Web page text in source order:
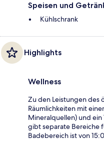
Speisen und
Kühlschrank
Highlights
Wellness
Zu den Leistungen des
Räumlichkeiten mit
Mineralquellen) und ein
gibt separate Bereiche
Badebereich ist von